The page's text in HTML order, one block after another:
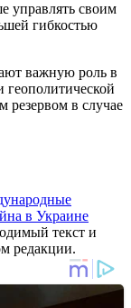
управлять своим
гибкостью
важную роль в
геополитической
резервом в случае
в Украине
текст и
редакции.